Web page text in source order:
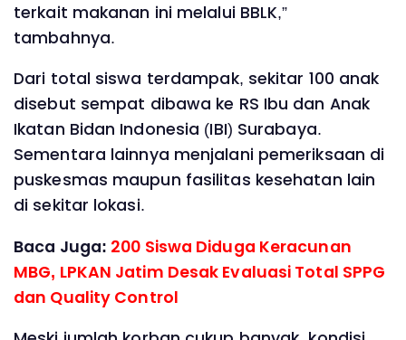
terkait makanan ini melalui BBLK,”
tambahnya.
Dari total siswa terdampak, sekitar 100 anak
disebut sempat dibawa ke RS Ibu dan Anak
Ikatan Bidan Indonesia (IBI) Surabaya.
Sementara lainnya menjalani pemeriksaan di
puskesmas maupun fasilitas kesehatan lain
di sekitar lokasi.
Baca Juga: 200 Siswa Diduga Keracunan
MBG, LPKAN Jatim Desak Evaluasi Total SPPG
dan Quality Control